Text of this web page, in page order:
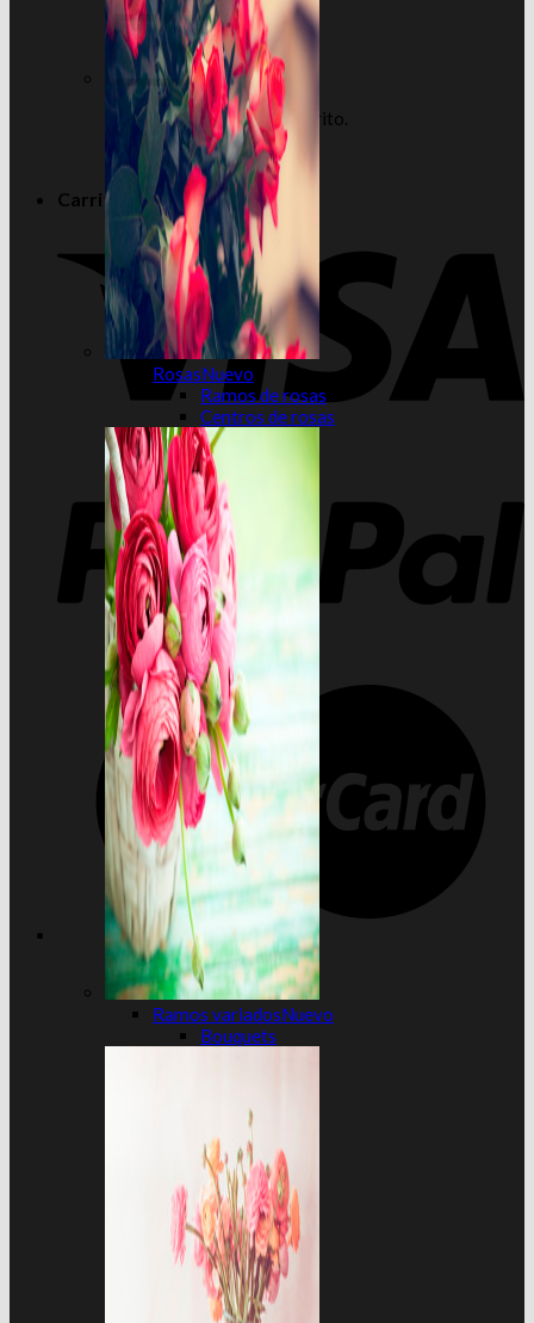
No hay productos en el carrito.
Volver a la tienda
Carrito
Rosas
Ramos de rosas
Centros de rosas
Ramos variados
Bouquets